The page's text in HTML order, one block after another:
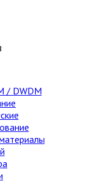
/ DWDM